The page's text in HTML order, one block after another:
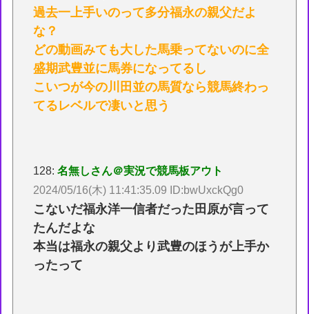
過去一上手いのって多分福永の親父だよ
な？
どの動画みても大した馬乗ってないのに全
盛期武豊並に馬券になってるし
こいつが今の川田並の馬質なら競馬終わっ
てるレベルで凄いと思う
128:名無しさん＠実況で競馬板アウト
2024/05/16(木) 11:41:35.09 ID:bwUxckQg0
こないだ福永洋一信者だった田原が言って
たんだよな
本当は福永の親父より武豊のほうが上手か
ったって